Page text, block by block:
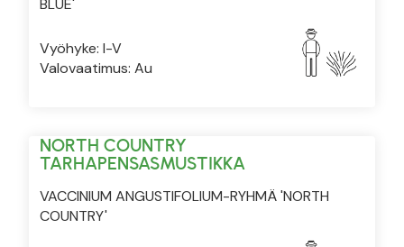
Vyöhyke: I-V
Valovaatimus: Au
NORTH COUNTRY
TARHAPENSASMUSTIKKA
VACCINIUM ANGUSTIFOLIUM-RYHMÄ 'NORTH
COUNTRY'